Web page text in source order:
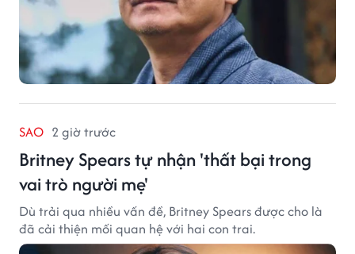
SAO 2 giờ trước
Britney Spears tự nhận 'thất bại trong
vai trò người mẹ'
Dù trải qua nhiều vấn đề, Britney Spears được cho là
đã cải thiện mối quan hệ với hai con trai.